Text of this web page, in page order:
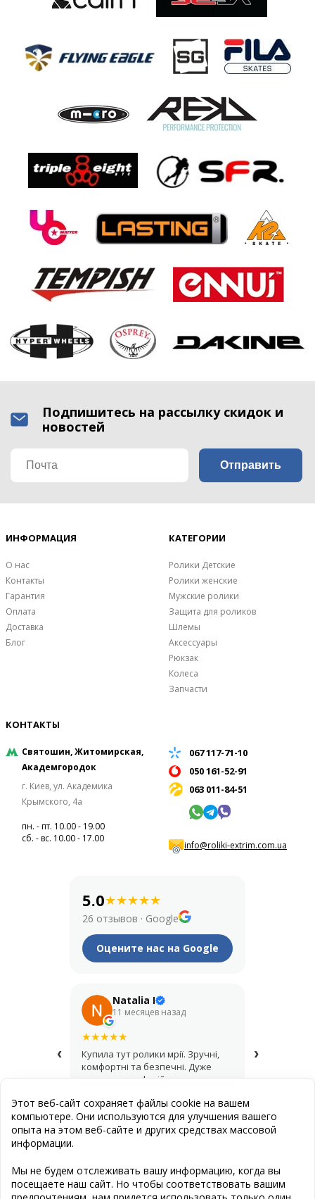
Подпишитесь на рассылку скидок и
новостей
ИНФОРМАЦИЯ
О нас
Контакты
Гарантия
Оплата
Доставка
Блог
КАТЕГОРИИ
Ролики Детские
Ролики женские
Мужские ролики
Защита для роликов
Шлемы
Аксессуары
Рюкзак
Колеса
Запчасти
КОНТАКТЫ
Святошин, Житомирская,
Академгородок
г. Киев, ул. Академика
Крымского, 4а
пн. - пт. 10.00 - 19.00
сб. - вс. 10.00 - 17.00
067 117-71-10
050 161-52-91
063 011-84-51
info@roliki-extrim.com.ua
5.0★★★★★
26 отзывов · Google
Оцените нас на Google
‹
Natalia I
11 месяцев назад
★★★★★
Купила тут ролики мрії. Зручні,
комфортні та безпечні. Дуже
дякую за професійну
вибором.
›
Публичная оферта
Создание сайта : Эстет Дизайн Студия
Этот веб-сайт сохраняет файлы cookie на вашем
компьютере. Они используются для улучшения вашего
опыта на этом веб-сайте и других средствах массовой
информации.
Мы не будем отслеживать вашу информацию, когда вы
посещаете наш сайт. Но чтобы соответствовать вашим